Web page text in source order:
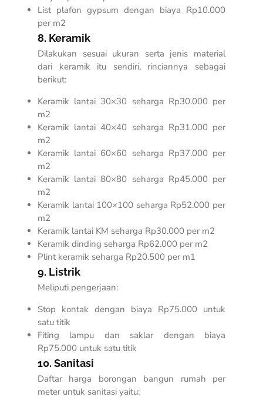
List plafon gypsum dengan biaya Rp10.000
per m2
8. Keramik
Dilakukan sesuai ukuran serta jenis material
dari keramik itu sendiri, rinciannya sebagai
berikut:
Keramik lantai 30×30 seharga Rp30.000 per
m2
Keramik lantai 40×40 seharga Rp31.000 per
m2
Keramik lantai 60×60 seharga Rp37.000 per
m2
Keramik lantai 80×80 seharga Rp45.000 per
m2
Keramik lantai 100×100 seharga Rp52.000 per
m2
Keramik lantai KM seharga Rp30.000 per m2
Keramik dinding seharga Rp62.000 per m2
Plint keramik seharga Rp20.500 per m1
9. Listrik
Meliputi pengerjaan:
Stop kontak dengan biaya Rp75.000 untuk
satu titik
Fiting lampu dan saklar dengan biaya
Rp75.000 untuk satu titik
10. Sanitasi
Daftar harga borongan bangun rumah per
meter untuk sanitasi yaitu: